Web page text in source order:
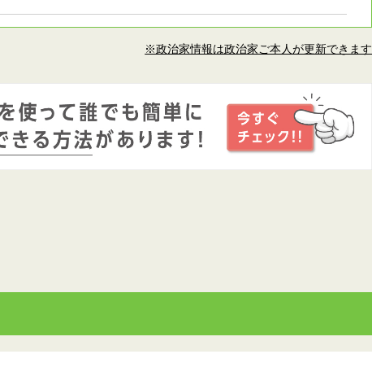
※政治家情報は政治家ご本人が更新できます